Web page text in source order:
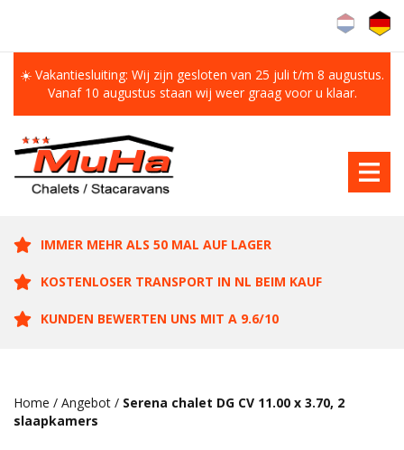
☀️ Vakantiesluiting: Wij zijn gesloten van 25 juli t/m 8 augustus.
Vanaf 10 augustus staan wij weer graag voor u klaar.
IMMER MEHR ALS 50 MAL AUF LAGER
KOSTENLOSER TRANSPORT IN NL BEIM KAUF
KUNDEN BEWERTEN UNS MIT A 9.6/10
Home / Angebot / Serena chalet DG CV 11.00 x 3.70, 2
slaapkamers